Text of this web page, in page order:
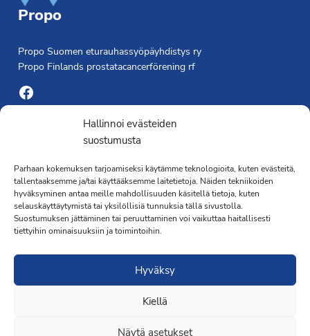
Hallinnoi evästeiden
suostumusta
Parhaan kokemuksen tarjoamiseksi käytämme teknologioita, kuten evästeitä,
tallentaaksemme ja/tai käyttääksemme laitetietoja. Näiden tekniikoiden
hyväksyminen antaa meille mahdollisuuden käsitellä tietoja, kuten
selauskäyttäytymistä tai yksilöllisiä tunnuksia tällä sivustolla.
Suostumuksen jättäminen tai peruuttaminen voi vaikuttaa haitallisesti
tiettyihin ominaisuuksiin ja toimintoihin.
Hyväksy
Kiellä
Näytä asetukset
Propo
Propo Suomen eturauhassyöpäyhdistys ry
Propo Finlands prostatacancerförening rf
Facebook
Yhdistyksen toimisto
Laivapojankatu 3 C, 00180 Helsinki
toimisto@propo.fi
Saavutettavuusseloste »
Toiminnanjohtaja